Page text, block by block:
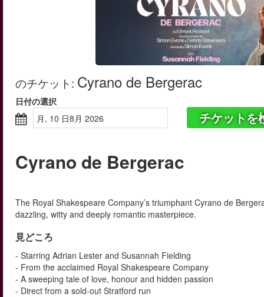
のチケット: Cyrano de Bergerac
日付の選択
月, 10 日8月 2026
チケットを
Cyrano de Bergerac
The Royal Shakespeare Company’s triumphant Cyrano de
dazzling, witty and deeply romantic masterpiece.
見どころ
- Starring Adrian Lester and Susannah Fielding
- From the acclaimed Royal Shakespeare Company
- A sweeping tale of love, honour and hidden passion
- Direct from a sold-out Stratford run